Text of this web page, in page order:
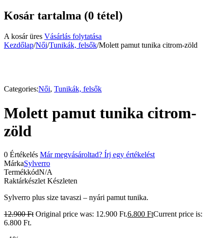
Kosár tartalma (0 tétel)
A kosár üres Vásárlás folytatása
Kezdőlap/Női/Tunikák, felsők/Molett pamut tunika citrom-zöld
Categories:Női, Tunikák, felsők
Molett pamut tunika citrom-
zöld
0 Értékelés Már megvásároltad? Írj egy értékelést
MárkaSylverro
TermékkódN/A
Raktárkészlet Készleten
Sylverro plus size tavaszi – nyári pamut tunika.
12.900Ft Original price was: 12.900 Ft.6.800 FtCurrent price is:
6.800 Ft.